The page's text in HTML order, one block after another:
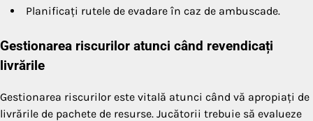
Planificați rutele de evadare în caz de ambuscade.
Gestionarea riscurilor atunci când revendicați
livrările
Gestionarea riscurilor este vitală atunci când vă apropiați de
livrările de pachete de resurse. Jucătorii trebuie să evalueze